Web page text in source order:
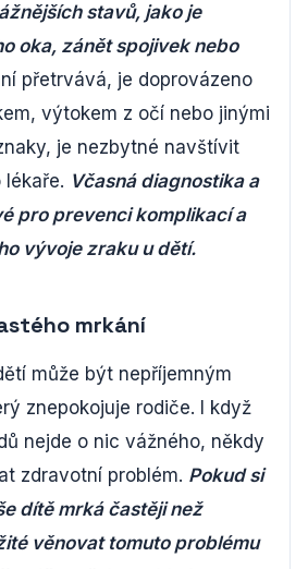
stavů, jako je
oka, zánět spojivek nebo
přetrvává, je doprovázeno
výtokem z očí nebo jinými
je nezbytné navštívit
Včasná diagnostika a
pro prevenci komplikací a
vývoje zraku u dětí.
mrkání
může být nepříjemným
znepokojuje rodiče. I když
nejde o nic vážného, někdy
zdravotní problém. Pokud si
dítě mrká častěji než
věnovat tomuto problému